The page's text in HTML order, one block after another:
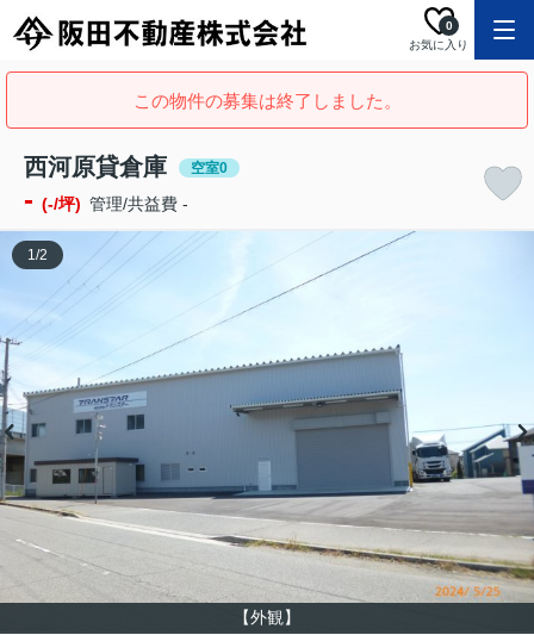
お気に入り
0
この物件の募集は終了しました。
西河原貸倉庫 空室0
- (-/坪) 管理/共益費 -
【外観】
1/2